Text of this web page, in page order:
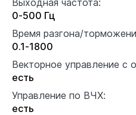
0-500 Гц
Время разгона/
0.1-1800
Векторное управление с
есть
Управление по ВЧХ:
есть